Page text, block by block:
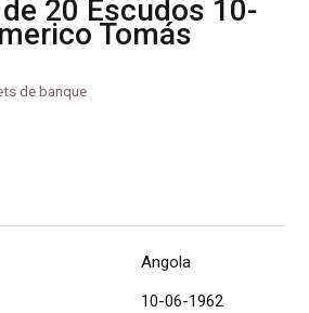
20 Escudos 10-
Tomás
de banque
Angola
10-06-1962